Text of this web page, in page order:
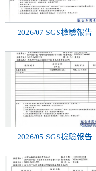
2026/07 SGS檢驗報告
2026/05 SGS檢驗報告